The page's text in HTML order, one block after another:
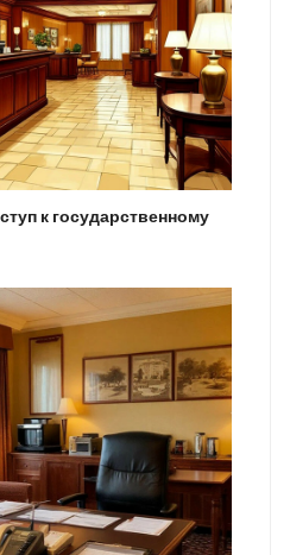
к государственному